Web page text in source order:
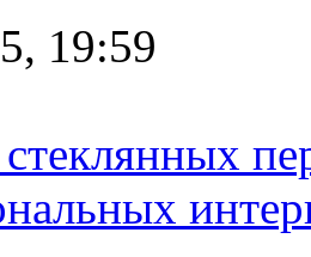
19:59